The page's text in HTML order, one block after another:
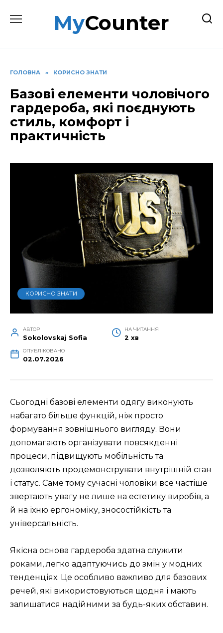
до
MyCounter
ГОЛОВНА » КОРИСНО ЗНАТИ
Базові елементи чоловічого
гардероба, які поєднують
стиль, комфорт і
практичність
КОРИСНО ЗНАТИ
АВТОР
Sokolovskaj Sofia
НА ЧИТАННЯ
2 хв
ОПУБЛІКОВАНО
02.07.2026
Сьогодні базові елементи одягу виконують
набагато більше функцій, ніж просто
формування зовнішнього вигляду. Вони
допомагають організувати повсякденні
процеси, підвищують мобільність та
дозволяють продемонструвати внутрішній стан
і статус. Саме тому сучасні чоловіки все частіше
звертають увагу не лише на естетику виробів, а
й на їхню ергономіку, зносостійкість та
універсальність.
Якісна основа гардероба здатна служити
роками, легко адаптуючись до змін у модних
тенденціях. Це особливо важливо для базових
речей, які використовуються щодня і мають
залишатися надійними за будь-яких обставин.